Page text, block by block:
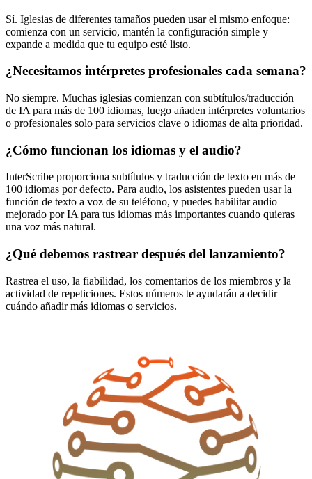
Sí. Iglesias de diferentes tamaños pueden usar el mismo enfoque:
comienza con un servicio, mantén la configuración simple y
expande a medida que tu equipo esté listo.
¿Necesitamos intérpretes profesionales cada semana?
No siempre. Muchas iglesias comienzan con subtítulos/traducción
de IA para más de 100 idiomas, luego añaden intérpretes voluntarios
o profesionales solo para servicios clave o idiomas de alta prioridad.
¿Cómo funcionan los idiomas y el audio?
InterScribe proporciona subtítulos y traducción de texto en más de
100 idiomas por defecto. Para audio, los asistentes pueden usar la
función de texto a voz de su teléfono, y puedes habilitar audio
mejorado por IA para tus idiomas más importantes cuando quieras
una voz más natural.
¿Qué debemos rastrear después del lanzamiento?
Rastrea el uso, la fiabilidad, los comentarios de los miembros y la
actividad de repeticiones. Estos números te ayudarán a decidir
cuándo añadir más idiomas o servicios.